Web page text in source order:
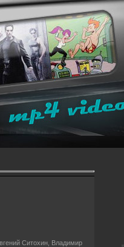
Ситохин, Владимир